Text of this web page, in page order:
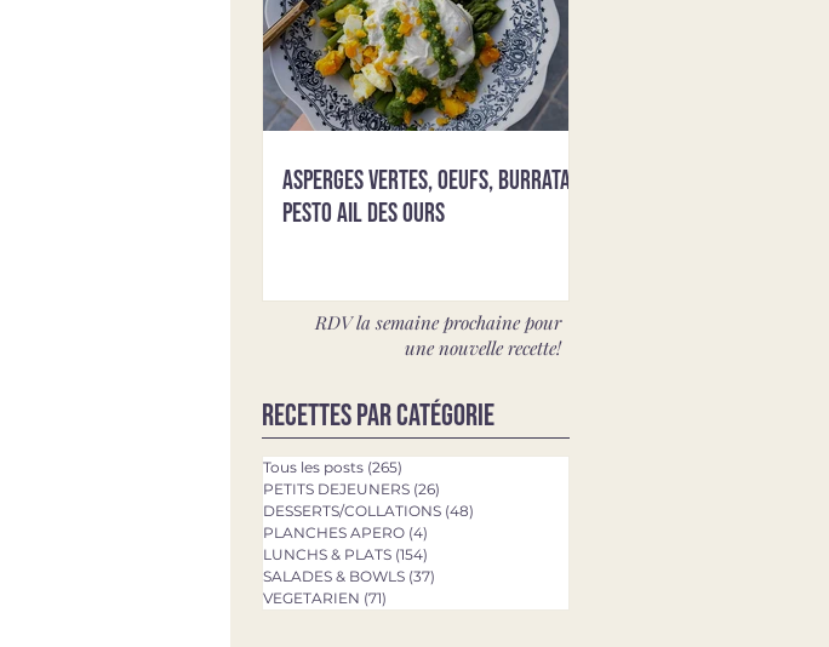
Asperges vertes, oeufs, burrata &
pesto ail des ours
RDV la semaine prochaine pour
une nouvelle recette!
Recettes par catégorie
Tous les posts (265)
PETITS DEJEUNERS (26)
DESSERTS/COLLATIONS (48)
PLANCHES APERO (4)
LUNCHS & PLATS (154)
SALADES & BOWLS (37)
VEGETARIEN (71)